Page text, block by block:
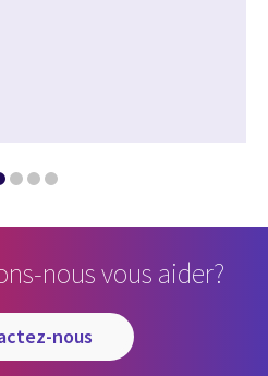
nous vous aider?
nous